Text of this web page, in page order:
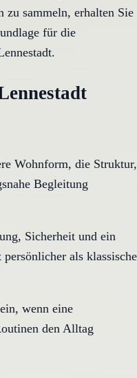
zu sammeln, erhalten Sie
für die
Wohnform, die Struktur,
Begleitung
Sicherheit und ein
als klassische
wenn eine
den Alltag